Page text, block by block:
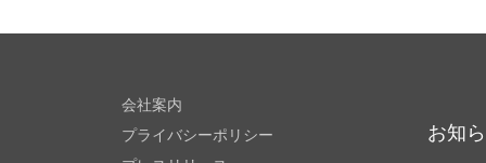
会社案内
プライバシーポリシー
お知